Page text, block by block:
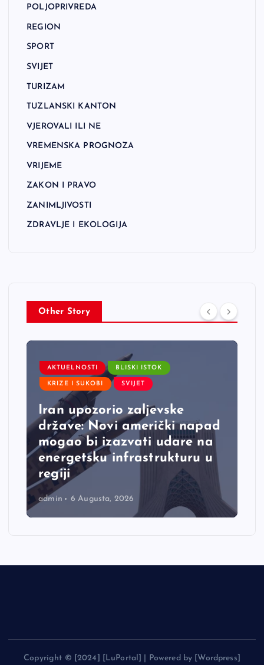
POLJOPRIVREDA
REGION
SPORT
SVIJET
TURIZAM
TUZLANSKI KANTON
VJEROVALI ILI NE
VREMENSKA PROGNOZA
VRIJEME
ZAKON I PRAVO
ZANIMLJIVOSTI
ZDRAVLJE I EKOLOGIJA
Other Story
AKTUELNOSTI BLISKI ISTOK
KRIZE I SUKOBI SVIJET
Iran upozorio zaljevske
države: Novi američki napad
mogao bi izazvati udare na
energetsku infrastrukturu u
regiji
admin 6 Augusta, 2026
Copyright © [2024] [LuPortal] | Powered by [Wordpress]